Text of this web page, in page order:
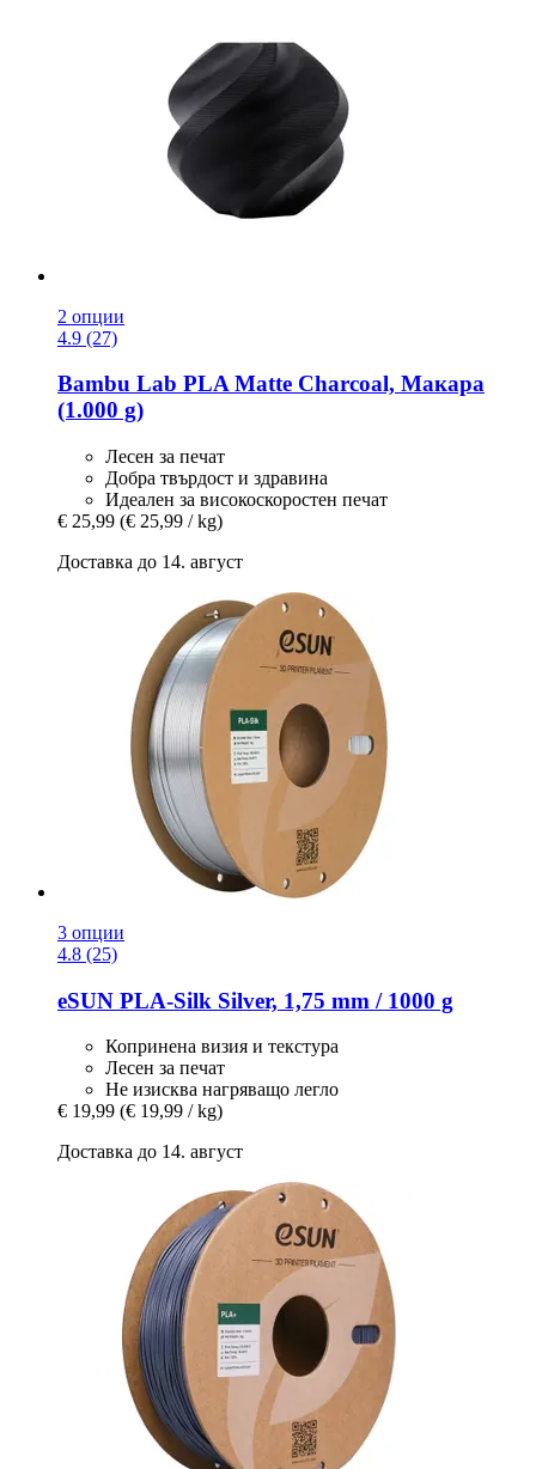
2 опции
4.9 (27)
Bambu Lab PLA Matte Charcoal, Макара
(1.000 g)
Лесен за печат
Добра твърдост и здравина
Идеален за високоскоростен печат
€ 25,99 (€ 25,99 / kg)
Доставка до 14. август
3 опции
4.8 (25)
eSUN PLA-​Silk Silver, 1,75 mm / 1000 g
Копринена визия и текстура
Лесен за печат
Не изисква нагряващо легло
€ 19,99 (€ 19,99 / kg)
Доставка до 14. август